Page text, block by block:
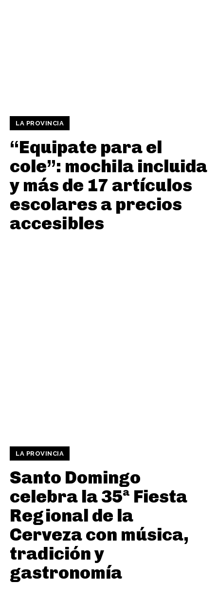
LA PROVINCIA
“Equipate para el
cole”: mochila incluida
y más de 17 artículos
escolares a precios
accesibles
LA PROVINCIA
Santo Domingo
celebra la 35ª Fiesta
Regional de la
Cerveza con música,
tradición y
gastronomía